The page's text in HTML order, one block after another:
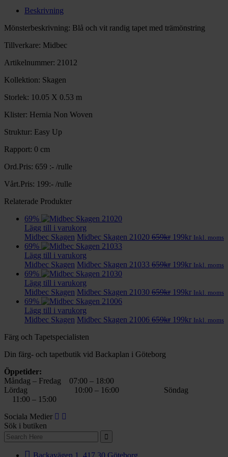
Beskrivning
Mönsterbeskrivning: Blå och vit randig tapet med trämönstring
Tillverkare: Midbec
Artikelnummer: 21012
Kollektion: Skagen
Storlek: 10.05 X 0.53 m
Klister: Hernia Non Woven
Struktur: Easy Up
Rapport: 0 cm
Ord.Pris: 659 :- /rulle
Vårt.Pris: 199:- /rulle
Relaterade Produkter
69%
Lägg till i varukorg
Midbec Skagen Midbec Skagen 21020 659kr Det
var:
199krDet
är:
Inkl. moms
69%
Lägg till i varukorg
Midbec Skagen Midbec Skagen 21033 659kr Det
var:
199krDet
är:
Inkl. moms
69%
Lägg till i varukorg
Midbec Skagen Midbec Skagen 21030 659kr Det
var:
199krDet
är:
Inkl. moms
69%
Lägg till i varukorg
Midbec Skagen Midbec Skagen 21006 659kr Det
199krDet
Inkl. moms
Färg och Tapetspecialisten
Din färg- och tapetbutik vid Backaplan i Göteborg
Öppetider:
Måndag – Fredag 07:00 – 18:00
Lördag 10:00 – 16:00 Söndag
11:00 – 15:00
Sociala Medier
Sök i butiken
Search
for:
Backavägen 1, 417 30 Göteborg